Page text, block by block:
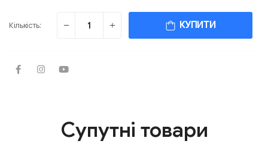
Кількість: КУПИТИ
Супутні товари